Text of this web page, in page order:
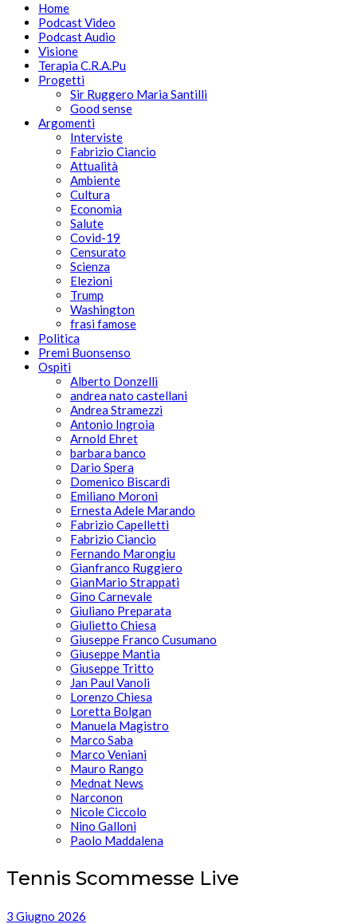
Home
Podcast Video
Podcast Audio
Visione
Terapia C.R.A.Pu
Progetti
Sir Ruggero Maria Santilli
Good sense
Argomenti
Interviste
Fabrizio Ciancio
Attualità
Ambiente
Cultura
Economia
Salute
Covid-19
Censurato
Scienza
Elezioni
Trump
Washington
frasi famose
Politica
Premi Buonsenso
Ospiti
Alberto Donzelli
andrea nato castellani
Andrea Stramezzi
Antonio Ingroia
Arnold Ehret
barbara banco
Dario Spera
Domenico Biscardi
Emiliano Moroni
Ernesta Adele Marando
Fabrizio Capelletti
Fabrizio Ciancio
Fernando Marongiu
Gianfranco Ruggiero
GianMario Strappati
Gino Carnevale
Giuliano Preparata
Giulietto Chiesa
Giuseppe Franco Cusumano
Giuseppe Mantia
Giuseppe Tritto
Jan Paul Vanoli
Lorenzo Chiesa
Loretta Bolgan
Manuela Magistro
Marco Saba
Marco Veniani
Mauro Rango
Mednat News
Narconon
Nicole Ciccolo
Nino Galloni
Paolo Maddalena
Tennis Scommesse Live
3 Giugno 2026